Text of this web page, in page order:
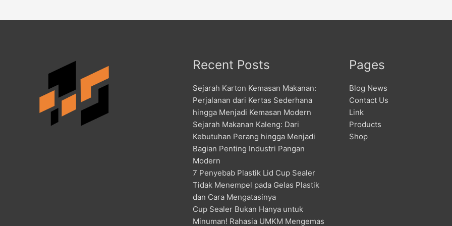
Recent Posts
Sejarah Karton Kemasan Makanan:
Perjalanan dari Kertas Sederhana
hingga Menjadi Kemasan Modern
Sejarah Makanan Kaleng: Dari
Kebutuhan Perang hingga Menjadi
Bagian Penting Industri Pangan
Modern
7 Penyebab Plastik Lid Cup Sealer
Tidak Menempel pada Gelas Plastik
dan Cara Mengatasinya
Cup Sealer Bukan Hanya untuk
Minuman! Rahasia UMKM Mengemas
Pages
Blog News
Contact Us
Link
Products
Shop